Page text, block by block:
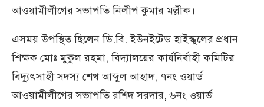
আওয়ামীলীগের সভাপতি নিলীপ কুমার মল্লীক।
এসময় উপস্থিত ছিলেন ডি.বি. ইউনইটেড হাইস্কুলের প্রধান
শিক্ষক মোঃ মুকুল রহমা, বিদ্যালয়ের কার্যনির্বাহী কমিটির
বিদ্যুৎসাহী সদস্য শেখ আব্দুল আহাদ, ৭নং ওয়ার্ড
আওয়ামীলীগের সভাপতি রশিদ সরদার, ৬নং ওয়ার্ড